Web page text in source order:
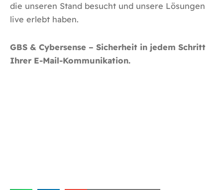
die unseren Stand besucht und unsere Lösungen
live erlebt haben.
GBS & Cybersense – Sicherheit in jedem Schritt
Ihrer E-Mail-Kommunikation.